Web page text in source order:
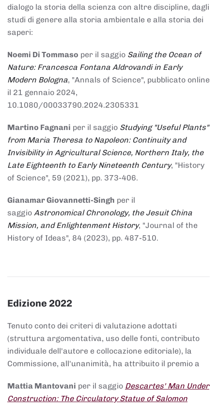
dialogo la storia della scienza con altre discipline, dagli
studi di genere alla storia ambientale e alla storia dei
saperi:
Noemi Di Tommaso per il saggio Sailing the Ocean of
Nature: Francesca Fontana Aldrovandi in Early
Modern Bologna, "Annals of Science", pubblicato online
il 21 gennaio 2024,
10.1080/00033790.2024.2305331
Martino Fagnani per il saggio Studying "Useful Plants"
from Maria Theresa to Napoleon: Continuity and
Invisibility in Agricultural Science, Northern Italy, the
Late Eighteenth to Early Nineteenth Century, "History
of Science", 59 (2021), pp. 373-406.
Gianamar Giovannetti-Singh per il
saggio Astronomical Chronology, the Jesuit China
Mission, and Enlightenment History, "Journal of the
History of Ideas", 84 (2023), pp. 487-510.
Edizione 2022
Tenuto conto dei criteri di valutazione adottati
(struttura argomentativa, uso delle fonti, contributo
individuale dell'autore e collocazione editoriale), la
Commissione, all'unanimità, ha attribuito il premio a
Mattia Mantovani per il saggio Descartes' Man Under
Construction: The Circulatory Statue of Salomon